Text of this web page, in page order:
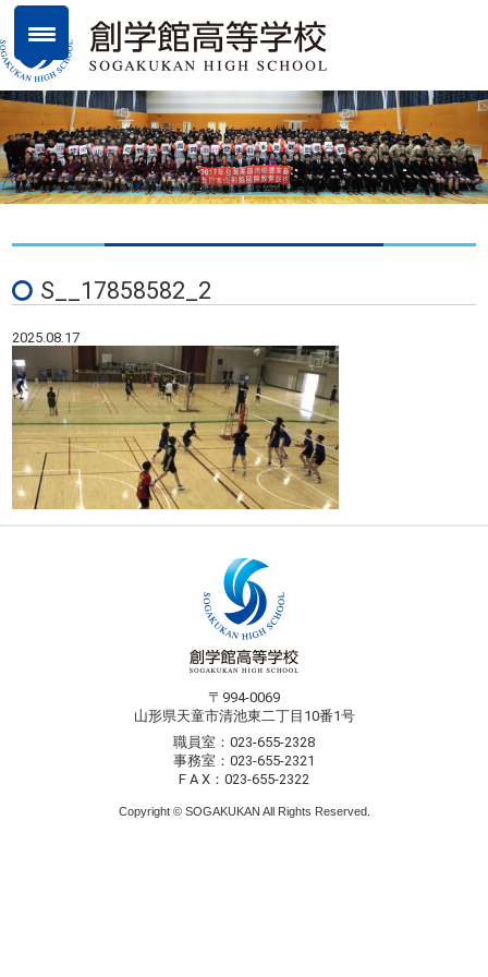
S__17858582_2
2025.08.17
〒994-0069
山形県天童市清池東二丁目10番1号
職員室：023-655-2328
事務室：023-655-2321
F A X：023-655-2322
Copyright © SOGAKUKAN All Rights Reserved.